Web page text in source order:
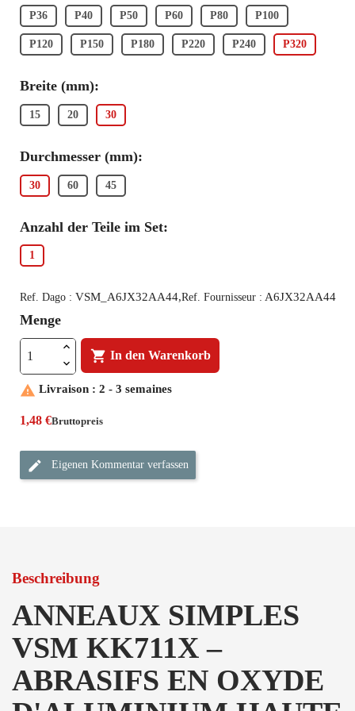
P36 P40 P50 P60 P80 P100
P120 P150 P180 P220 P240 P320
Breite (mm):
15 20 30
Durchmesser (mm):
30 60 45
Anzahl der Teile im Set:
1
Ref. Dago : VSM_A6JX32AA44,Ref. Fournisseur : A6JX32AA44
Menge
 In den Warenkorb
 Livraison : 2 - 3 semaines
1,48 €Bruttopreis
Eigenen Kommentar verfassen
Beschreibung
ANNEAUX SIMPLES
VSM KK711X –
ABRASIFS EN OXYDE